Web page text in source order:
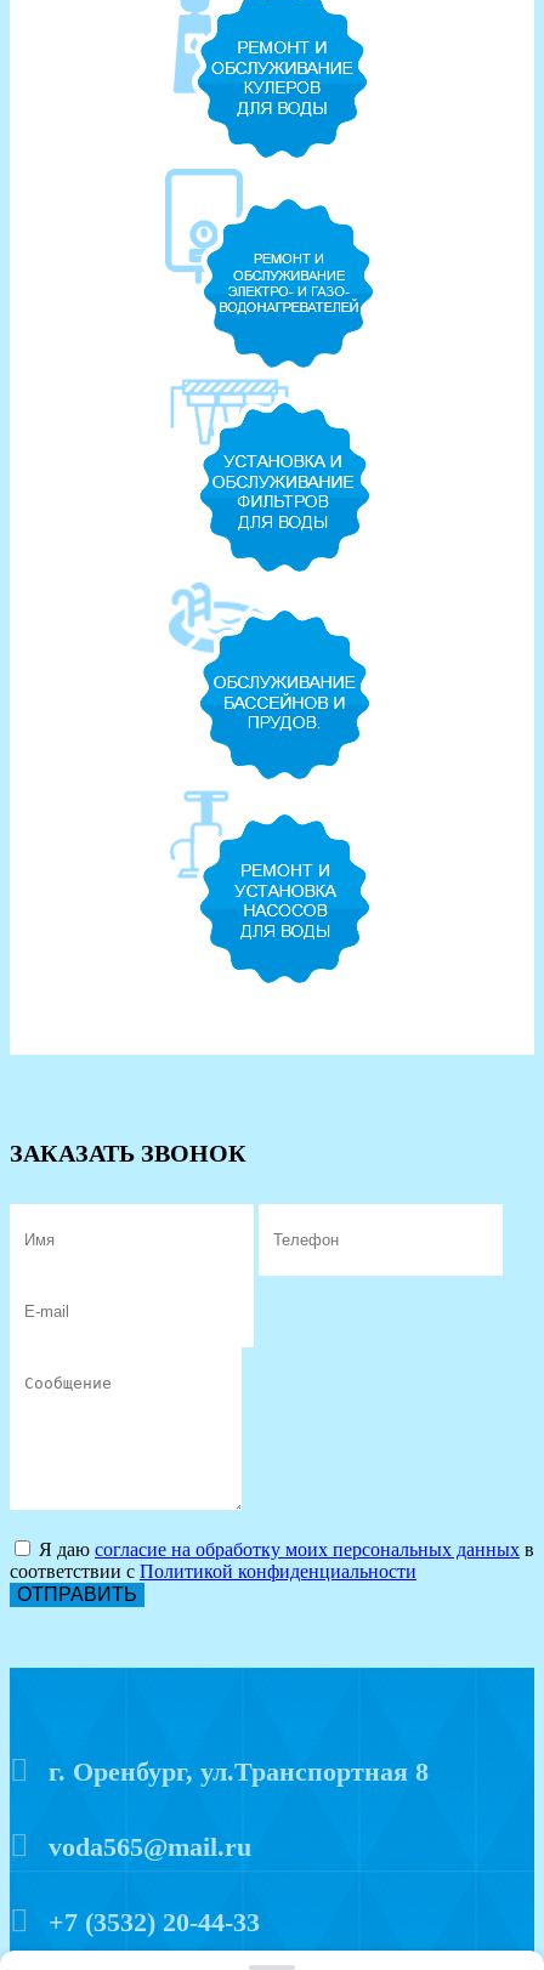
ЗАКАЗАТЬ ЗВОНОК
Я даю согласие на обработку моих персональных данных в
соответствии с Политикой конфиденциальности
ОТПРАВИТЬ
г. Оренбург, ул.Транспортная 8
voda565@mail.ru
+7 (3532) 20-44-33